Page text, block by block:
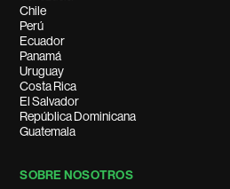
Chile
Perú
Ecuador
Panamá
Uruguay
Costa Rica
El Salvador
República Dominicana
Guatemala
SOBRE NOSOTROS